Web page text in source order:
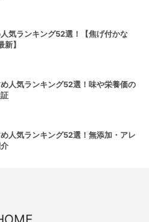
気ランキング52選！【焦げ付かな
】
人気ランキング52選！味や栄養価の
人気ランキング52選！無添加・アレ